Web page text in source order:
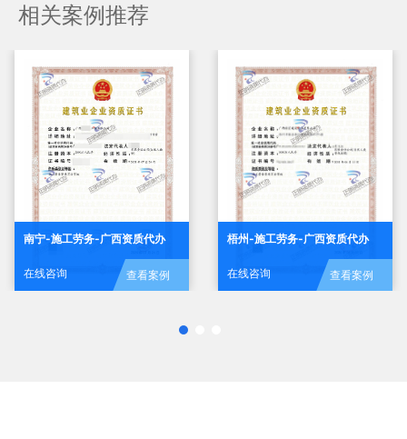
相关案例推荐
南宁-施工劳务-广西资质代办
在线咨询 查看案例
梧州-施工劳务-广西资质代办
在线咨询 查看案例